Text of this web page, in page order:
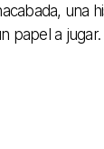
una
papel a jugar.